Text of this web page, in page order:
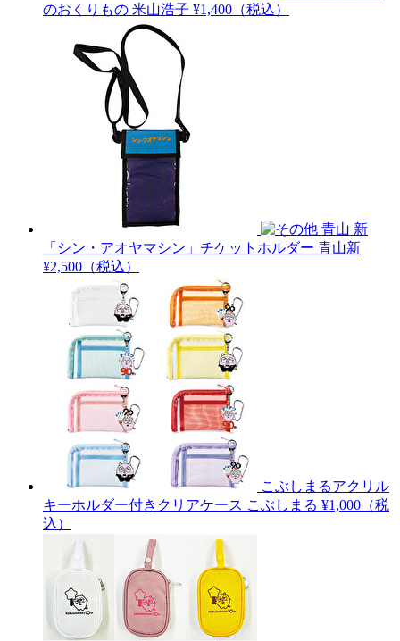
のおくりもの 米山浩子 ¥1,400（税込）
青山 新
「シン・アオヤマシン」チケットホルダー 青山新
¥2,500（税込）
こぶしまるアクリル
キーホルダー付きクリアケース こぶしまる ¥1,000（税
込）